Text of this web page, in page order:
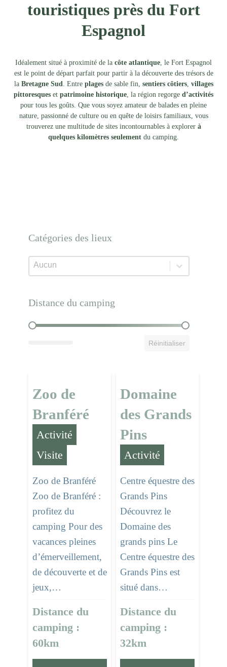
touristiques près du Fort
Espagnol
Idéalement situé à proximité de la côte atlantique , le Fort Espagnol
est le point de départ parfait pour partir à la découverte des trésors de
la Bretagne Sud . Entre plages de sable fin, sentiers côtiers, villages
pittoresques et patrimoine historique , la région regorge d’activités
pour tous les goûts. Que vous soyez amateur de balades en pleine
nature, passionné de culture ou en quête de loisirs familiaux, vous
trouverez une multitude de sites incontournables à explorer à
quelques kilomètres seulement du camping.
Catégories des lieux
Catégories des lieux
Catégories des lieux
Distance du camping
Distance du camping
Réinitialiser
Zoo de
Branféré
Activité
Visite
Zoo de Branféré
Zoo de Branféré :
profitez du
camping Pour des
vacances pleines
d’émerveillement,
de découverte et de
jeux,…
Distance du
camping :
60km
Domaine
des Grands
Pins
Activité
Centre équestre des
Grands Pins
Découvrez le
Domaine des
grands pins Le
Centre équestre des
Grands Pins est
situé dans…
Distance du
camping :
32km